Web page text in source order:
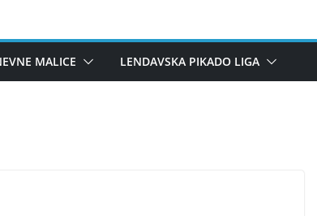
MALICE LENDAVSKA PIKADO LIGA